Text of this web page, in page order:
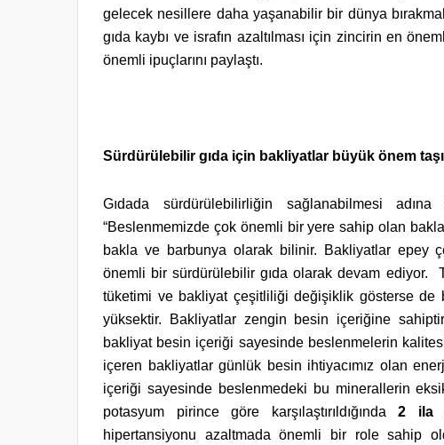
gelecek nesillere daha yaşanabilir bir dünya
gıda kaybı ve israfın azaltılması için zincirin en
önemli ipuçlarını paylaştı.
Sürdürülebilir gıda için bakliyatlar büyük önem
Gıdada sürdürülebilirliğin sağlanabilmesi
“Beslenmemizde çok önemli bir yere sahip olan
bakla ve barbunya olarak bilinir. Bakliyatlar epey
önemli bir sürdürülebilir gıda olarak devam ediyor.
tüketimi ve bakliyat çeşitliliği değişiklik gösterse de
yüksektir. Bakliyatlar zengin besin içeriğine
bakliyat besin içeriği sayesinde beslenmelerin
içeren bakliyatlar günlük besin ihtiyacımız olan
içeriği sayesinde beslenmedeki bu minerallerin
potasyum pirince göre karşılaştırıldığında2 ila
hipertansiyonu azaltmada önemli bir role sahip